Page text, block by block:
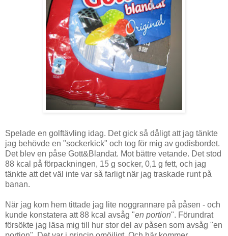
Spelade en golftävling idag. Det gick så dåligt att jag tänkte
jag behövde en "sockerkick" och tog för mig av godisbordet.
Det blev en påse Gott&Blandat. Mot bättre vetande. Det stod
88 kcal på förpackningen, 15 g socker, 0,1 g fett, och jag
tänkte att det väl inte var så farligt när jag traskade runt på
banan.
När jag kom hem tittade jag lite noggrannare på påsen - och
kunde konstatera att 88 kcal avsåg "en portion". Förundrat
försökte jag läsa mig till hur stor del av påsen som avsåg "en